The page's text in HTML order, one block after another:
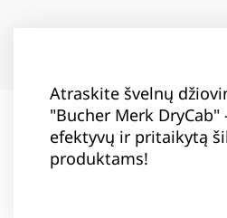
Atraskite švelnų
"Bucher Merk DryCab"
efektyvų ir pritaikytą
produktams!